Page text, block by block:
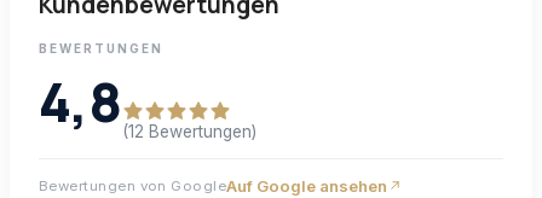
BEWERTUNGEN
4,8 (12 Bewertungen)
Bewertungen von GoogleAuf Google ansehen